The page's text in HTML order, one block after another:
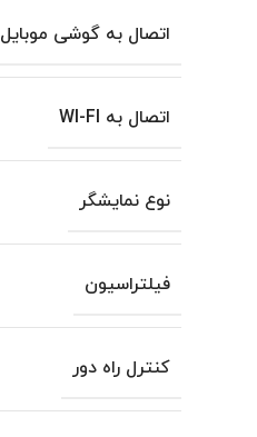
اتصال به گوشی موبایل
اتصال به WI-FI
نوع نمایشگر
فیلتراسیون
کنترل راه دور